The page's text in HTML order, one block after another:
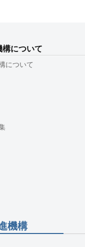
構について
について
機構